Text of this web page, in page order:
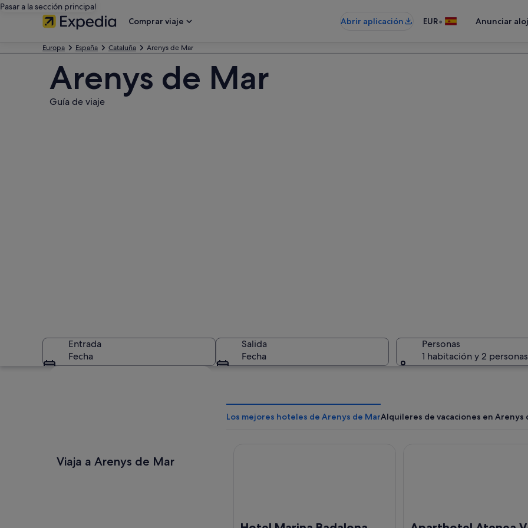
Pasar a la sección principal
Comprar viaje
Abrir aplicación EUR• Anunciar
Europa España Cataluña Arenys de Mar
Arenys de Mar
Guía de viaje
Entrada
Fecha
Salida
Fecha
Personas
1 habitación y 2 personas
Viaja a Arenys de Mar
Los mejores hoteles de Arenys de MarAlquileres de vacaciones en Arenys